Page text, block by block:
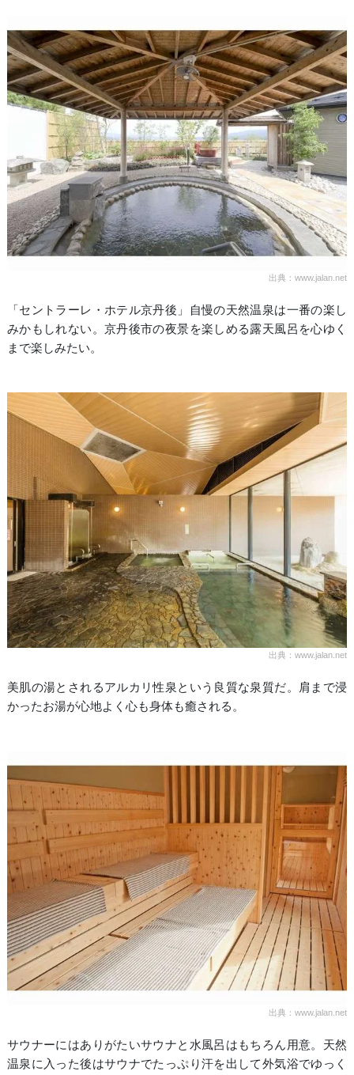
出典：www.jalan.net
「セントラーレ・ホテル京丹後」自慢の天然温泉は一番の楽し
みかもしれない。京丹後市の夜景を楽しめる露天風呂を心ゆく
まで楽しみたい。
出典：www.jalan.net
美肌の湯とされるアルカリ性泉という良質な泉質だ。肩まで浸
かったお湯が心地よく心も身体も癒される。
出典：www.jalan.net
サウナーにはありがたいサウナと水風呂はもちろん用意。天然
温泉に入った後はサウナでたっぷり汗を出して外気浴でゆっく